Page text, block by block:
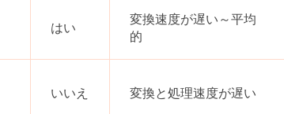
はい
変換速度が遅い～平均
的
いいえ 変換と処理速度が遅い